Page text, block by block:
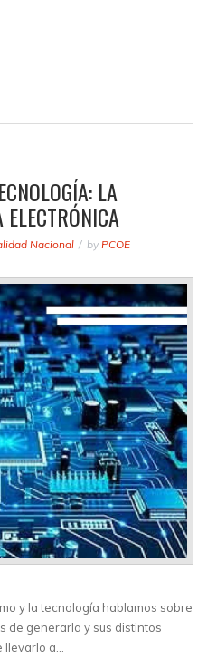
LA
Nacional by PCOE
y la tecnología hablamos sobre
de generarla y sus distintos
llevarlo a…